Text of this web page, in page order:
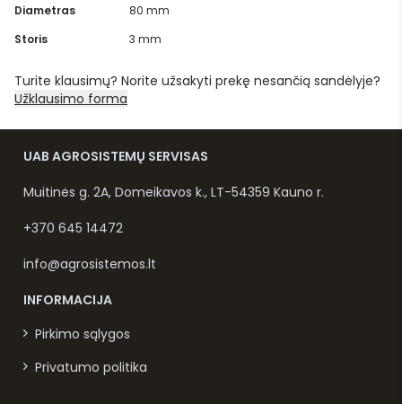
Diametras
80 mm
Storis
3 mm
Turite klausimų? Norite užsakyti prekę nesančią sandėlyje?
Užklausimo forma
UAB AGROSISTEMŲ SERVISAS
Muitinės g. 2A, Domeikavos k., LT-54359 Kauno r.
+370 645 14472
info@agrosistemos.lt
INFORMACIJA
Pirkimo sąlygos
Privatumo politika